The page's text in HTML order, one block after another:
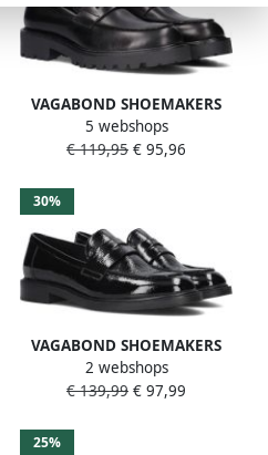
VAGABOND SHOEMAKERS
Loafers Dames Kenova
Maat: 40 Materiaal: Leer
5 webshops
€ 119,95 € 95,96
30%
VAGABOND SHOEMAKERS
Amina 060 Loafer Loafers
Dames Instappers Zwart
2 webshops
€ 139,99 € 97,99
25%